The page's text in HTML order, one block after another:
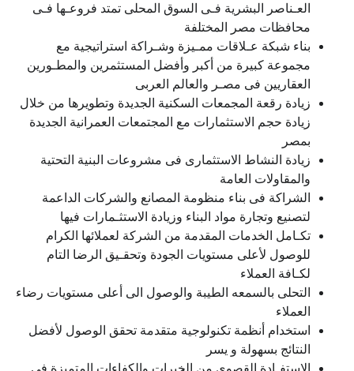
العـناصر البشرية فـى السوق المحلى تمتد فروعـها فـى
محافظات مصر المختلفة
بناء شبكة عـلاقات ممـيزة وشـراكة استراتيجية مع
مجموعة كبيرة من أكبر وأفضل المستثمرين والمطـورين
العقاريين فى مصـر والعالم العربى
زيادة رقعة المجمعات السكنية الجديدة وتطويرها من خلال
زيادة حجم الاستثمارات مع المجتمعات العمرانية الجديدة
بمصر
زيادة النشاط الاستثمارى فى مشروعات البنية التحتية
والمقاولات العامة
الشراكة فى بناء منظومة المصانع والشركات الداعمة
لتصنيع وتجارة مواد البناء وزيادة الاستثـمارات فيها
تكـامل الخدمات المقدمة من الشركة لعملائها الكرام
للوصول لأعلى مستويات الجودة وتحقـيق الرضا التام
لكـافة العملاء
التحلى بالسمعه الطيبة والوصول الى أعلى مستويات رضاء
العملاء
استخدام أنظمة تكنولوجية متقدمة تحقق الوصول لأفضل
النتائج بسهولة و يسر
الإستفـادة القصوى من الخبرات والكفاءات المتميزة فى